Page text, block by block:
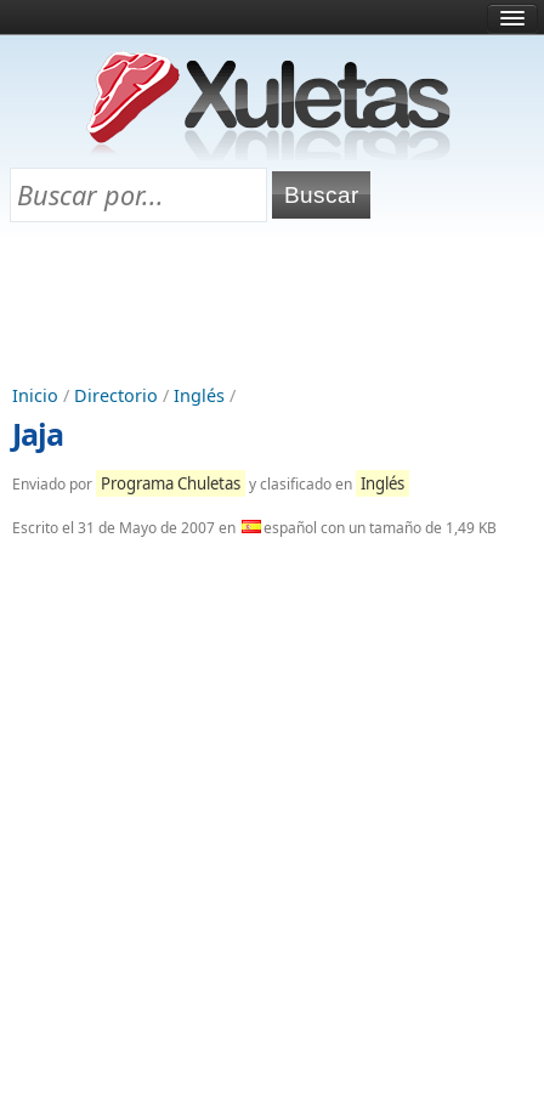
¿Qué es esto?
Directorio
Chuletas para exámenes
Inicio / Directorio / Inglés /
Jaja
Enviado por Programa Chuletas y clasificado en Inglés
Escrito el 31 de Mayo de 2007en español con un tamaño de 1,49 KB